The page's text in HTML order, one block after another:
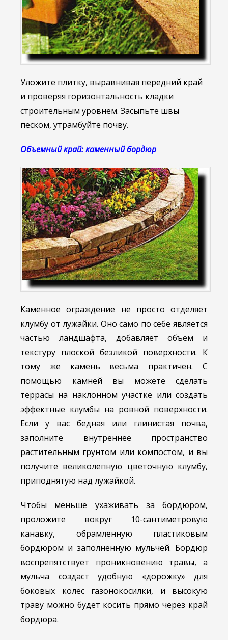
Уложите плитку, выравнивая передний край
и проверяя горизонтальность кладки
строительным уровнем. Засыпьте швы
песком, утрамбуйте почву.
Объемный край: каменный бордюр
Каменное ограждение не просто отделяет
клумбу от лужайки. Оно само по себе является
частью ландшафта, добавляет объем и
текстуру плоской безликой поверхности. К
тому же камень весьма практичен. С
помощью камней вы можете сделать
террасы на наклонном участке или создать
эффектные клумбы на ровной поверхности.
Если у вас бедная или глинистая почва,
заполните внутреннее пространство
растительным грунтом или компостом, и вы
получите великолепную цветочную клумбу,
приподнятую над лужайкой.
Чтобы меньше ухаживать за бордюром,
проложите вокруг 10-сантиметровую
канавку, обрамленную пластиковым
бордюром и заполненную мульчей. Бордюр
воспрепятствует проникновению травы, а
мульча создаст удобную «дорожку» для
боковых колес газонокосилки, и высокую
траву можно будет косить прямо через край
бордюра.